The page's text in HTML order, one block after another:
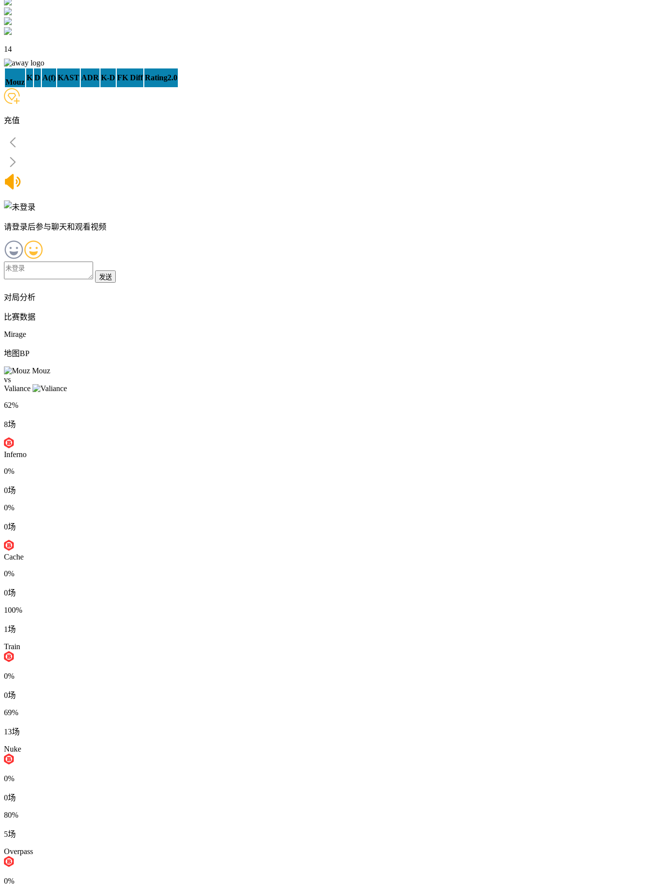
14
Mouz
K D A(f) KAST ADR K-D FK Diff Rating2.0
充值
请登录后参与聊天和观看视频
发送
对局分析
比赛数据
Mirage
地图BP
Mouz
vs
Valiance
62%
8场
Inferno
0%
0场
0%
0场
Cache
0%
0场
100%
1场
Train
0%
0场
69%
13场
Nuke
0%
0场
80%
5场
Overpass
0%